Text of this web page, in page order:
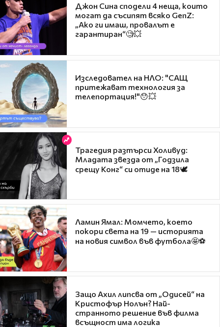
Джон Сина сподели 4 неща, които
могат да съсипят всяко GenZ:
„Ако ги имаш, провалът е
гарантиран“🧐💥
Изследовател на НЛО: "САЩ
притежават технология за
телепортация!"😯💥
Трагедия разтърси Холивуд:
Младата звезда от „Годзила
срещу Конг“ си отиде на 18🕊️
Ламин Ямал: Момчето, което
покори света на 19 — историята
на новия символ във футбола🤩⚽
Защо Ахил липсва от „Одисей“ на
Кристофър Нолън? Най-
странното решение във филма
всъщност има логика